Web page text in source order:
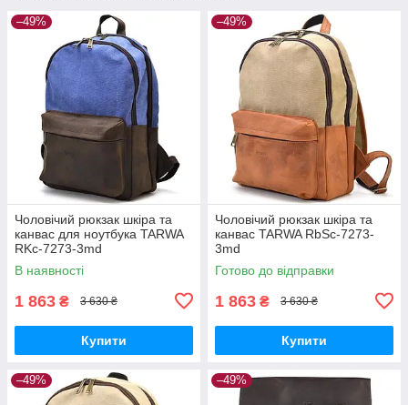
–49%
Чоловічий рюкзак шкіра та
канвас для ноутбука TARWA
RKc-7273-3md
В наявності
1 863 ₴ 3 630 ₴
Купити
–49%
Чоловічий рюкзак шкіра та
канвас TARWA RbSc-7273-
3md
Готово до відправки
1 863 ₴ 3 630 ₴
Купити
–49% –49%